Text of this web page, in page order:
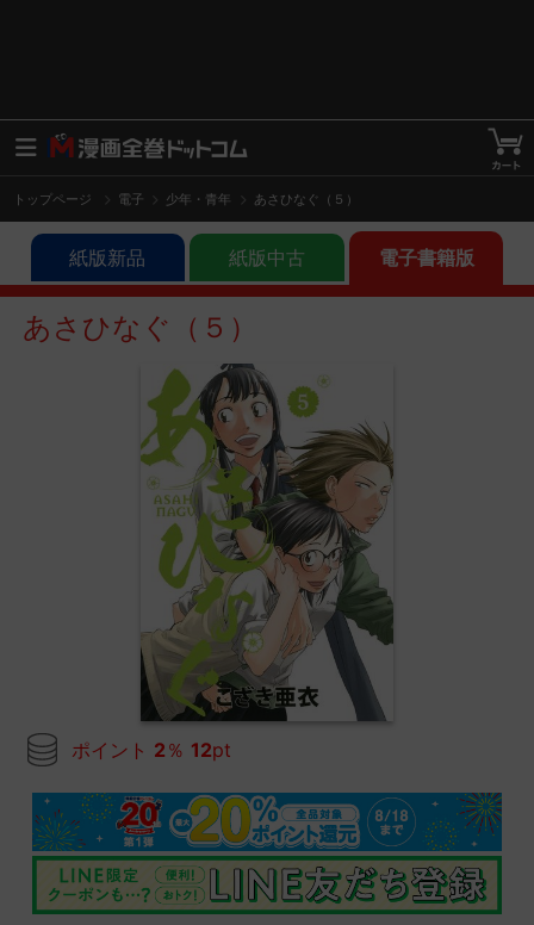
トップページ 電子 少年・青年 あさひなぐ（５）
紙版新品 紙版中古 電子書籍版
あさひなぐ（５）
ポイント 2 ％ 12pt